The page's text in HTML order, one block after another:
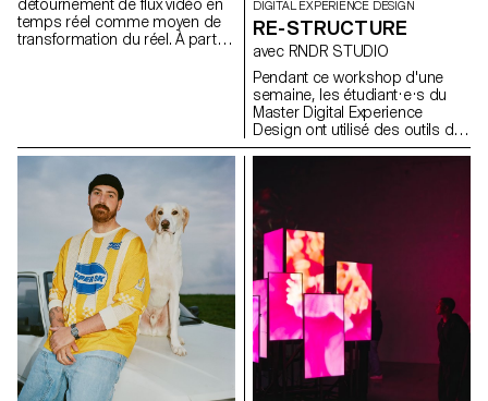
détournement de flux vidéo en
temps réel comme moyen de
transformation du réel. À partir
modèles de diffusion exécutés
en local. Le flux vidéo est
envisagé comme une matière
première, permettant d’ouvrir
de nouvelles pistes de
perception et de transformation
du réel.
DIGITAL EXPERIENCE DESIGN
RE-STRUCTURE
avec RNDR STUDIO
Pendant ce workshop d'une
semaine, les étudiant·e·s du
Master Digital Experience
Design ont utilisé des outils de
machine learning pour
constitutifs : scènes
segmentées, gestes détectés,
couleurs extraites, beats
analysés, stems audio
séparés, transformant des
objets audiovisuels linéaires en
jeux de données structurées.
Ces composants ont ensuite
été réinventés sous forme de
systèmes interactifs et non
linéaires : cartes explorables,
timelines génératives,